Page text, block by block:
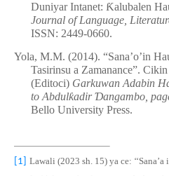
Duniyar Intanet: Ƙalubalen
Journal of Language,
ISSN: 2449-0660.
Yola, M.M. (2014). “Sana’o’in
Tasirinsu a Zamanance”.
(Editoci) Garkuwan Adabin
to AbdulƙadirƊangambo,
Bello University Press.
[1]
Lawali (2023 sh. 15) ya ce: